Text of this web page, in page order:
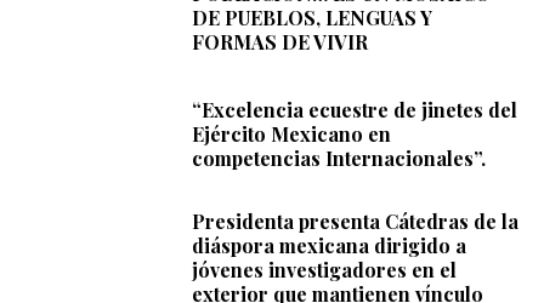
DE PUEBLOS, LENGUAS Y
FORMAS DE VIVIR
“Excelencia ecuestre de jinetes del
Ejército Mexicano en
competencias Internacionales”.
Presidenta presenta Cátedras de la
diáspora mexicana dirigido a
jóvenes investigadores en el
exterior que mantienen vínculo